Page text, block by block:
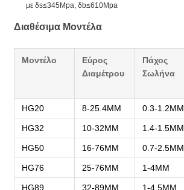
με δs≤345Mpa, δb≤610Mpa
Διαθέσιμα Μοντέλα
Μοντέλο
Εύρος
Διαμέτρου
Πάχος
Σωλήνα
HG20 8-25.4MM 0.3-1.2MM
HG32 10-32MM 1.4-1.5MM
HG50 16-76MM 0.7-2.5MM
HG76 25-76MM 1-4MM
HG89 32-89MM 1-4.5MM